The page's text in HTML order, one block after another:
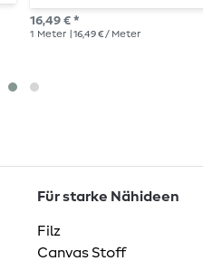
16,49 € *
1 Meter | 16,49 € / Meter
Für starke Nähideen
Filz
Canvas Stoff